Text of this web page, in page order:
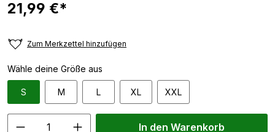
21,99 €*
Zum Merkzettel hinzufügen
Wähle deine Größe aus
S M L XL XXL
In den Warenkorb